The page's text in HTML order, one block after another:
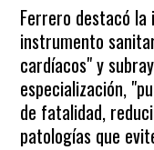
Ferrero destacó la
instrumento
cardíacos" y
especialización,
de fatalidad,
patologías que